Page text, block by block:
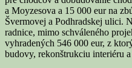
a Moyzesova a 15 000 eur na
Švermovej a Podhradskej ulici.
radnice, mimo schváleného
vyhradených 546 000 eur, z
budovy, rekonštrukciu interiéru